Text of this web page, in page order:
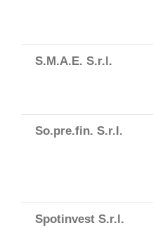
S.M.A.E. S.r.l.
So.pre.fin. S.r.l.
Spotinvest S.r.l.